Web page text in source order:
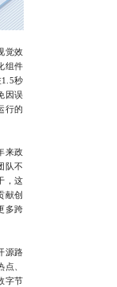
觉效
组件
秒
因误
行的
来政
队不
，这
献创
多跨
源路
、
字节